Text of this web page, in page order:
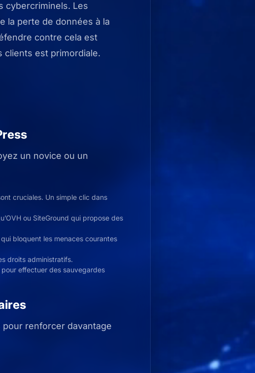
cybercriminels. Les
la perte de données à la
contre cela est
clients est primordiale.
un novice ou un
cruciales. Un simple clic dans
ou SiteGround qui propose des
bloquent les menaces courantes
droits administratifs.
effectuer des sauvegardes
renforcer davantage